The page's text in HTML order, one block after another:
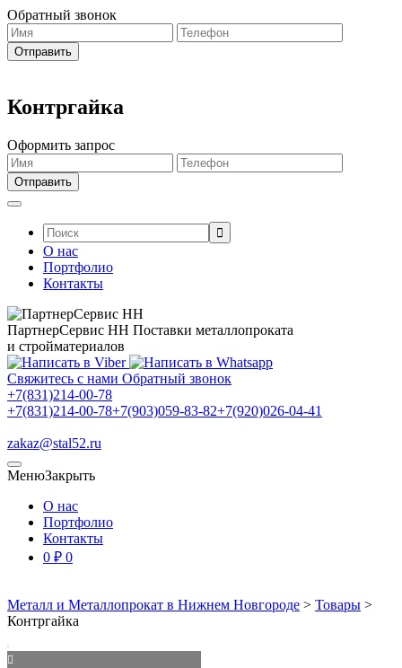
Обратный звонок
Контргайка
Оформить запрос
Поиск:
О нас
Портфолио
Контакты
ПартнерСервис НН Поставки металлопроката
и стройматериалов
Свяжитесь с нами Обратный звонок
+7(831)214-00-78
+7(831)214-00-78+7(903)059-83-82+7(920)026-04-41
zakaz@stal52.ru
МенюЗакрыть
О нас
Портфолио
Контакты
0 ₽ 0
Металл и Металлопрокат в Нижнем Новгороде > Товары >
Контргайка